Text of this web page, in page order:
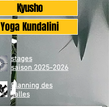
Kyusho
Yoga Kundalini
Planning des
salles
stages
saison 2025-2026